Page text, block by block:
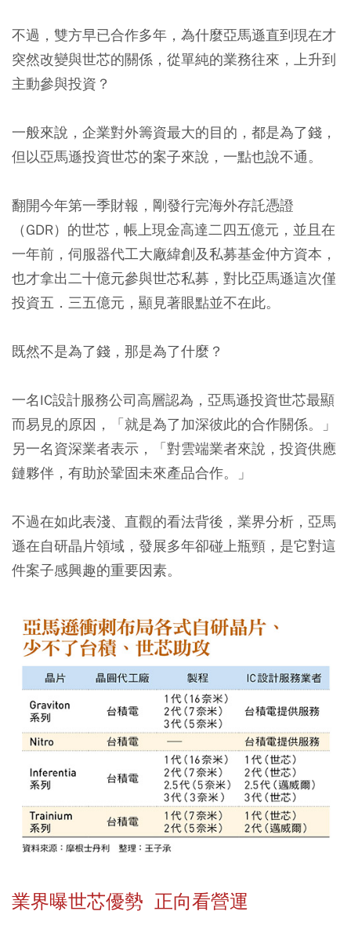
不過，雙方早已合作多年，為什麼亞馬遜直到現在才
突然改變與世芯的關係，從單純的業務往來，上升到
主動參與投資？
一般來說，企業對外籌資最大的目的，都是為了錢，
但以亞馬遜投資世芯的案子來說，一點也說不通。
翻開今年第一季財報，剛發行完海外存託憑證
（GDR）的世芯，帳上現金高達二四五億元，並且在
一年前，伺服器代工大廠緯創及私募基金仲方資本，
也才拿出二十億元參與世芯私募，對比亞馬遜這次僅
投資五．三五億元，顯見著眼點並不在此。
既然不是為了錢，那是為了什麼？
一名IC設計服務公司高層認為，亞馬遜投資世芯最顯
而易見的原因，「就是為了加深彼此的合作關係。」
另一名資深業者表示，「對雲端業者來說，投資供應
鏈夥伴，有助於鞏固未來產品合作。」
不過在如此表淺、直觀的看法背後，業界分析，亞馬
遜在自研晶片領域，發展多年卻碰上瓶頸，是它對這
件案子感興趣的重要因素。
業界曝世芯優勢 正向看營運